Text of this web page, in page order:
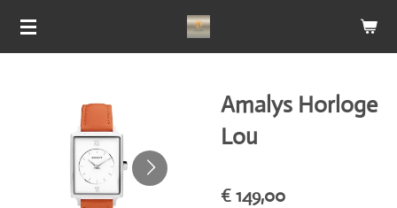
Ga
hoofdinhoud
Amalys Horloge
Lou
€ 149,00